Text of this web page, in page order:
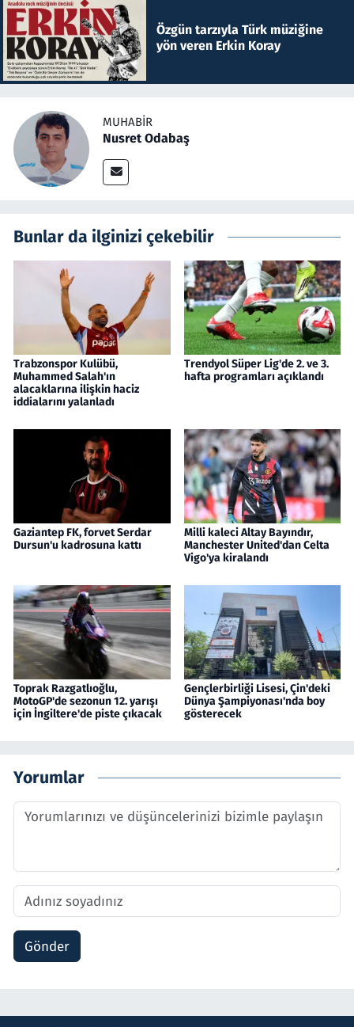
Özgün tarzıyla Türk müziğine
yön veren Erkin Koray
MUHABIR
Nusret Odabaş
Bunlar da ilginizi çekebilir
Trabzonspor Kulübü,
Muhammed Salah'ın
alacaklarına ilişkin haciz
iddialarını yalanladı
Trendyol Süper Lig'de 2. ve 3.
hafta programları açıklandı
Gaziantep FK, forvet Serdar
Dursun'u kadrosuna kattı
Milli kaleci Altay Bayındır,
Manchester United'dan Celta
Vigo'ya kiralandı
Toprak Razgatlıoğlu,
MotoGP'de sezonun 12. yarışı
için İngiltere'de piste çıkacak
Gençlerbirliği Lisesi, Çin'deki
Dünya Şampiyonası'nda boy
gösterecek
Yorumlar
Gönder